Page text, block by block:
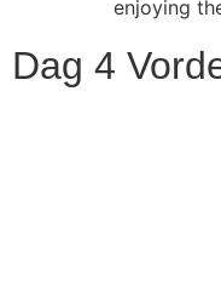
Dag 4